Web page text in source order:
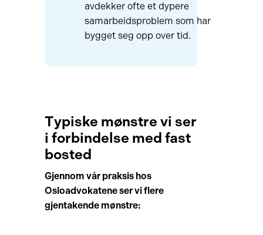
avdekker ofte et dypere
samarbeidsproblem som har
bygget seg opp over tid.
Typiske mønstre vi ser
i forbindelse med fast
bosted
Gjennom vår praksis hos
Osloadvokatene ser vi flere
gjentakende mønstre: